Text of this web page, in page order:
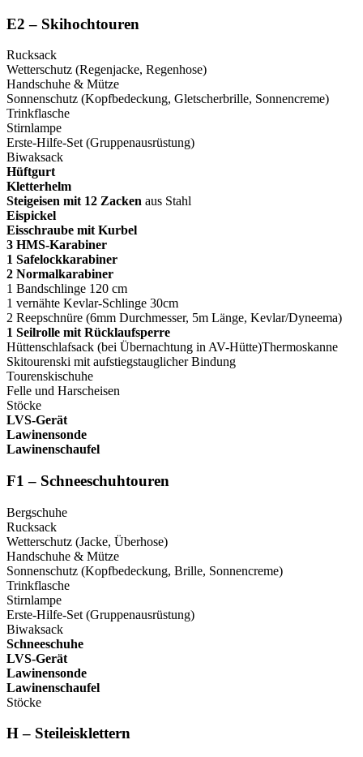
E2 – Skihochtouren
Rucksack
Wetterschutz (Regenjacke, Regenhose)
Handschuhe & Mütze
Sonnenschutz (Kopfbedeckung, Gletscherbrille, Sonnencreme)
Trinkflasche
Stirnlampe
Erste-Hilfe-Set (Gruppenausrüstung)
Biwaksack
Hüftgurt
Kletterhelm
Steigeisen mit 12 Zacken aus Stahl
Eispickel
Eisschraube mit Kurbel
3 HMS-Karabiner
1 Safelockkarabiner
2 Normalkarabiner
1 Bandschlinge 120 cm
1 vernähte Kevlar-Schlinge 30cm
2 Reepschnüre (6mm Durchmesser, 5m Länge, Kevlar/Dyneema)
1 Seilrolle mit Rücklaufsperre
Hüttenschlafsack (bei Übernachtung in AV-Hütte)Thermoskanne
Skitourenski mit aufstiegstauglicher Bindung
Tourenskischuhe
Felle und Harscheisen
Stöcke
LVS-Gerät
Lawinensonde
Lawinenschaufel
F1 – Schneeschuhtouren
Bergschuhe
Rucksack
Wetterschutz (Jacke, Überhose)
Handschuhe & Mütze
Sonnenschutz (Kopfbedeckung, Brille, Sonnencreme)
Trinkflasche
Stirnlampe
Erste-Hilfe-Set (Gruppenausrüstung)
Biwaksack
Schneeschuhe
LVS-Gerät
Lawinensonde
Lawinenschaufel
Stöcke
H – Steileisklettern